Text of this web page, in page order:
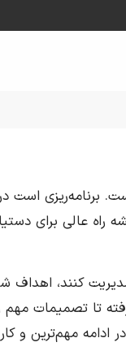
برنامه‌ریزی است
عالی برای
کنند،
تا تصمیمات مهم
مهم‌ترین و